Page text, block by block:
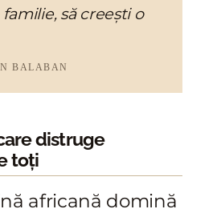
să creești o
BALABAN
distruge
toți
africană domină